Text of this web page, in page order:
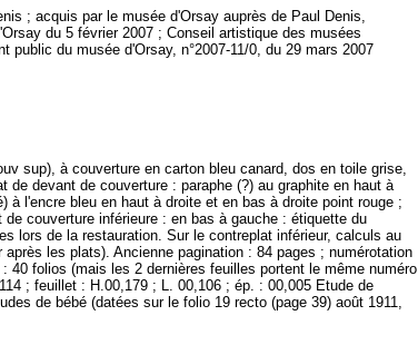
; acquis par le musée d'Orsay auprès de Paul Denis,
du 5 février 2007 ; Conseil artistique des musées
du musée d'Orsay, n°2007-11/0, du 29 mars 2007
sup), à couverture en carton bleu canard, dos en toile grise,
devant de couverture : paraphe (?) au graphite en haut à
l'encre bleu en haut à droite et en bas à droite point rouge ;
couverture inférieure : en bas à gauche : étiquette du
lors de la restauration. Sur le contreplat inférieur, calculs au
les plats). Ancienne pagination : 84 pages ; numérotation
folios (mais les 2 dernières feuilles portent le même numéro
; feuillet : H.00,179 ; L. 00,106 ; ép. : 00,005 Etude de
de bébé (datées sur le folio 19 recto (page 39) août 1911,